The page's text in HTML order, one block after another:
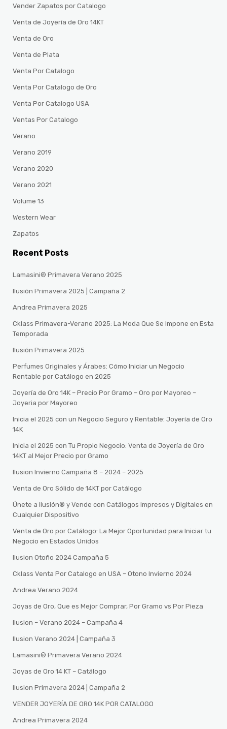
Vender Zapatos por Catalogo
Venta de Joyería de Oro 14KT
Venta de Oro
Venta de Plata
Venta Por Catalogo
Venta Por Catalogo de Oro
Venta Por Catalogo USA
Ventas Por Catalogo
Verano
Verano 2019
Verano 2020
Verano 2021
Volume 13
Western Wear
Zapatos
Recent Posts
Lamasini® Primavera Verano 2025
Ilusión Primavera 2025 | Campaña 2
Andrea Primavera 2025
Cklass Primavera-Verano 2025: La Moda Que Se Impone en Esta
Temporada
Ilusión Primavera 2025
Perfumes Originales y Árabes: Cómo Iniciar un Negocio
Rentable por Catálogo en 2025
Joyería de Oro 14K – Precio Por Gramo – Oro por Mayoreo –
Joyeria por Mayoreo
Inicia el 2025 con un Negocio Seguro y Rentable: Joyería de Oro
14K
Inicia el 2025 con Tu Propio Negocio: Venta de Joyería de Oro
14KT al Mejor Precio por Gramo
Ilusion Invierno Campaña 8 – 2024 – 2025
Venta de Oro Sólido de 14KT por Catálogo
Únete a Ilusión® y Vende con Catálogos Impresos y Digitales en
Cualquier Dispositivo
Venta de Oro por Catálogo: La Mejor Oportunidad para Iniciar tu
Negocio en Estados Unidos
Ilusion Otoño 2024 Campaña 5
Cklass Venta Por Catalogo en USA – Otono Invierno 2024
Andrea Verano 2024
Joyas de Oro, Que es Mejor Comprar, Por Gramo vs Por Pieza
Ilusion – Verano 2024 – Campaña 4
Ilusion Verano 2024 | Campaña 3
Lamasini®️ Primavera Verano 2024
Joyas de Oro 14 KT – Catálogo
Ilusion Primavera 2024 | Campaña 2
VENDER JOYERÍA DE ORO 14K POR CATALOGO
Andrea Primavera 2024